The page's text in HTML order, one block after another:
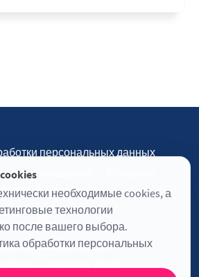
необходимые cookies, а
технологии
после вашего выбора.
обработки персональных
персональных данных
соглашение
cookies
«Отинофф» © 2026